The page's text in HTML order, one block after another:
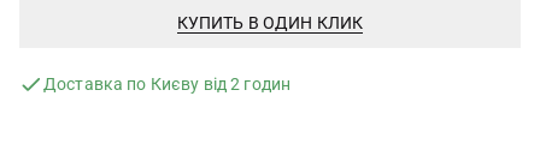
КУПИТЬ В ОДИН КЛИК
Доставка по Києву від 2 годин